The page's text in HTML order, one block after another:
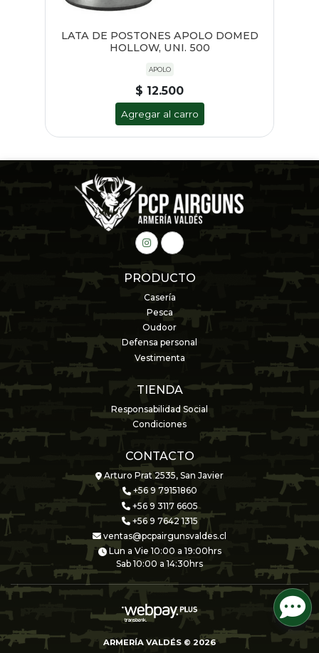
LATA DE POSTONES APOLO DOMED
HOLLOW, UNI. 500
APOLO
$ 12.500
Agregar al carro
PRODUCTO
Casería
Pesca
Oudoor
Defensa personal
Vestimenta
TIENDA
Responsabilidad Social
Condiciones
CONTACTO
Arturo Prat 2535, San Javier
+56 9 79151860
+56 9 3117 6605
+56 9 7642 1315
ventas@pcpairgunsvaldes.cl
Lun a Vie 10:00 a 19:00hrs
Sab 10:00 a 14:30hrs
ARMERÍA VALDÉS © 2026